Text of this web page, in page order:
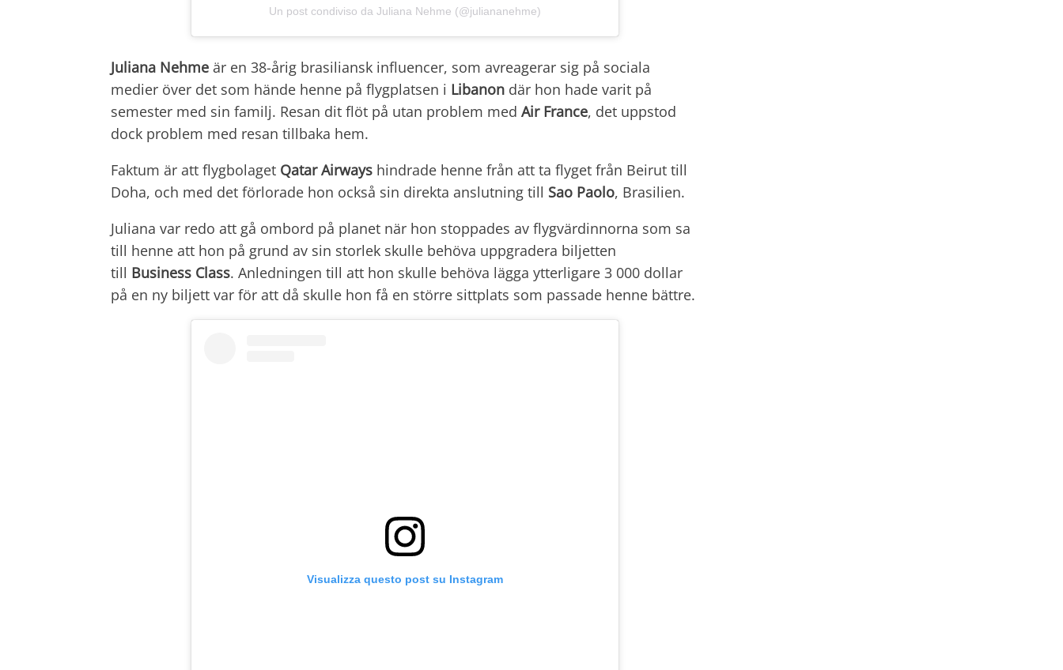
Un post condiviso da Juliana Nehme (@juliananehme)
Juliana Nehme är en 38-årig brasiliansk influencer, som avreagerar sig på sociala
medier över det som hände henne på flygplatsen i Libanon där hon hade varit på
semester med sin familj. Resan dit flöt på utan problem med Air France, det uppstod
dock problem med resan tillbaka hem.
Faktum är att flygbolaget Qatar Airways hindrade henne från att ta flyget från Beirut till
Doha, och med det förlorade hon också sin direkta anslutning till Sao Paolo, Brasilien.
Juliana var redo att gå ombord på planet när hon stoppades av flygvärdinnorna som sa
till henne att hon på grund av sin storlek skulle behöva uppgradera biljetten
till Business Class. Anledningen till att hon skulle behöva lägga ytterligare 3 000 dollar
på en ny biljett var för att då skulle hon få en större sittplats som passade henne bättre.
Visualizza questo post su Instagram